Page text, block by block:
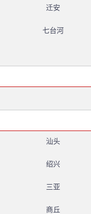
迁安
七台河
汕头
绍兴
三亚
商丘